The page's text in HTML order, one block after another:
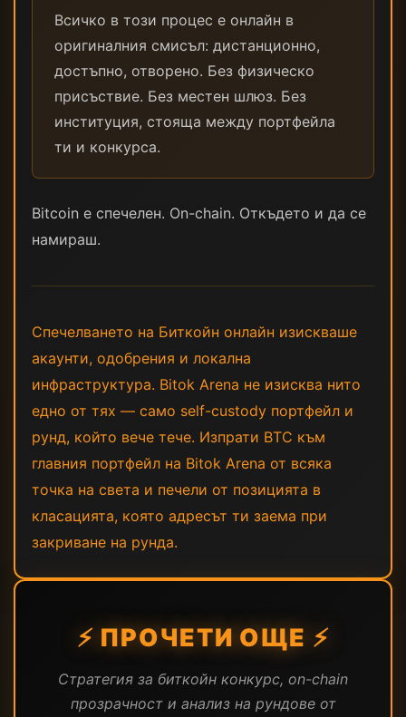
Всичко в този процес е онлайн в
оригиналния смисъл: дистанционно,
достъпно, отворено. Без физическо
присъствие. Без местен шлюз. Без
институция, стояща между портфейла
ти и конкурса.
Bitcoin е спечелен. On-chain. Откъдето и да се
намираш.
Спечелването на Биткойн онлайн изискваше
акаунти, одобрения и локална
инфраструктура. Bitok Arena не изисква нито
едно от тях — само self-custody портфейл и
рунд, който вече тече. Изпрати BTC към
главния портфейл на Bitok Arena от всяка
точка на света и печели от позицията в
класацията, която адресът ти заема при
закриване на рунда.
⚡ ПРОЧЕТИ ОЩЕ ⚡
Стратегия за биткойн конкурс, on-chain
прозрачност и анализ на рундове от